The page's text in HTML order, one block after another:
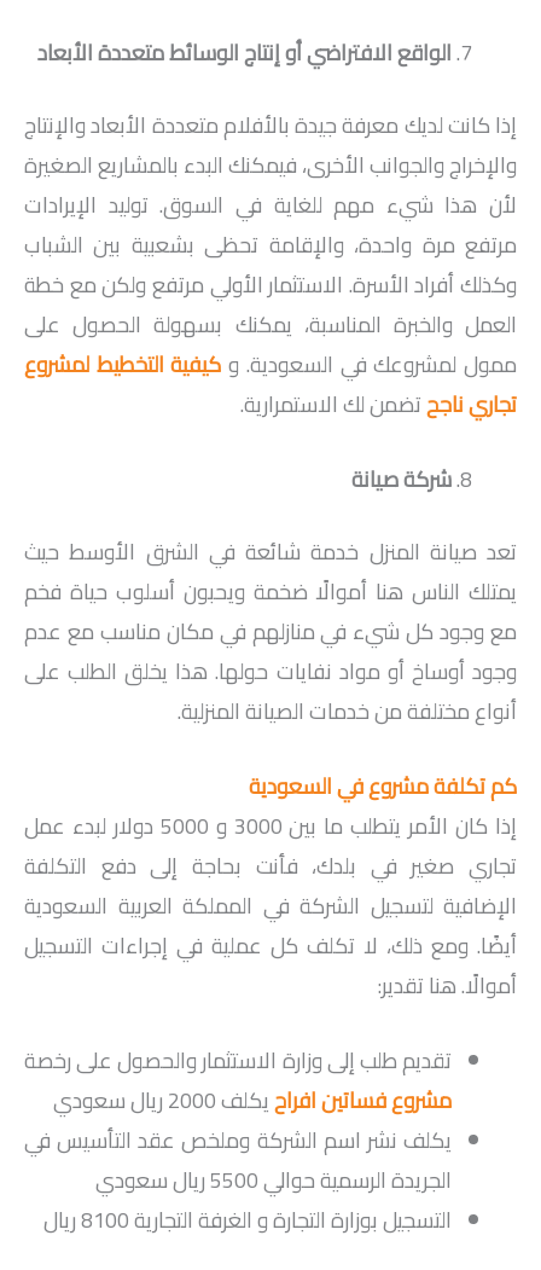
الواقع الافتراضي أو إنتاج الوسائط متعددة الأبعاد
إذا كانت لديك معرفة جيدة بالأفلام متعددة الأبعاد والإنتاج
والإخراج والجوانب الأخرى، فيمكنك البدء بالمشاريع الصغيرة
لأن هذا شيء مهم للغاية في السوق. توليد الإيرادات
مرتفع مرة واحدة، والإقامة تحظى بشعبية بين الشباب
وكذلك أفراد الأسرة. الاستثمار الأولي مرتفع ولكن مع خطة
العمل والخبرة المناسبة، يمكنك بسهولة الحصول على
ممول لمشروعك في السعودية. وكيفية التخطيط لمشروع
تجاري ناجحتضمن لك الاستمرارية.
شركة صيانة
تعد صيانة المنزل خدمة شائعة في الشرق الأوسط حيث
يمتلك الناس هنا أموالًا ضخمة ويحبون أسلوب حياة فخم
مع وجود كل شيء في منازلهم في مكان مناسب مع عدم
وجود أوساخ أو مواد نفايات حولها. هذا يخلق الطلب على
أنواع مختلفة من خدمات الصيانة المنزلية.
كم تكلفة مشروع في السعودية
إذا كان الأمر يتطلب ما بين 3000 و 5000 دولار لبدء عمل
تجاري صغير في بلدك، فأنت بحاجة إلى دفع التكلفة
الإضافية لتسجيل الشركة في المملكة العربية السعودية
أيضًا. ومع ذلك، لا تكلف كل عملية في إجراءات التسجيل
أموالًا. هنا تقدير:
تقديم طلب إلى وزارة الاستثمار والحصول على رخصة
مشروع فساتين افراحيكلف 2000 ريال سعودي
يكلف نشر اسم الشركة وملخص عقد التأسيس في
الجريدة الرسمية حوالي 5500 ريال سعودي
التسجيل بوزارة التجارة و الغرفة التجارية 8100 ريال